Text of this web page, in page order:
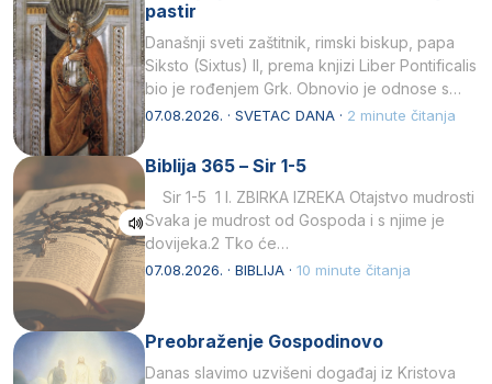
pastir
Današnji sveti zaštitnik, rimski biskup, papa
Siksto (Sixtus) II, prema knjizi Liber Pontificalis
bio je rođenjem Grk. Obnovio je odnose s
afričkim…
07.08.2026. · SVETAC DANA · 2 minute čitanja
Biblija 365 – Sir 1-5
Sir 1-5 1 I. ZBIRKA IZREKA Otajstvo mudrosti
Svaka je mudrost od Gospoda i s njime je
dovijeka.2 Tko će…
07.08.2026. · BIBLIJA · 10 minute čitanja
Preobraženje Gospodinovo
Danas slavimo uzvišeni događaj iz Kristova